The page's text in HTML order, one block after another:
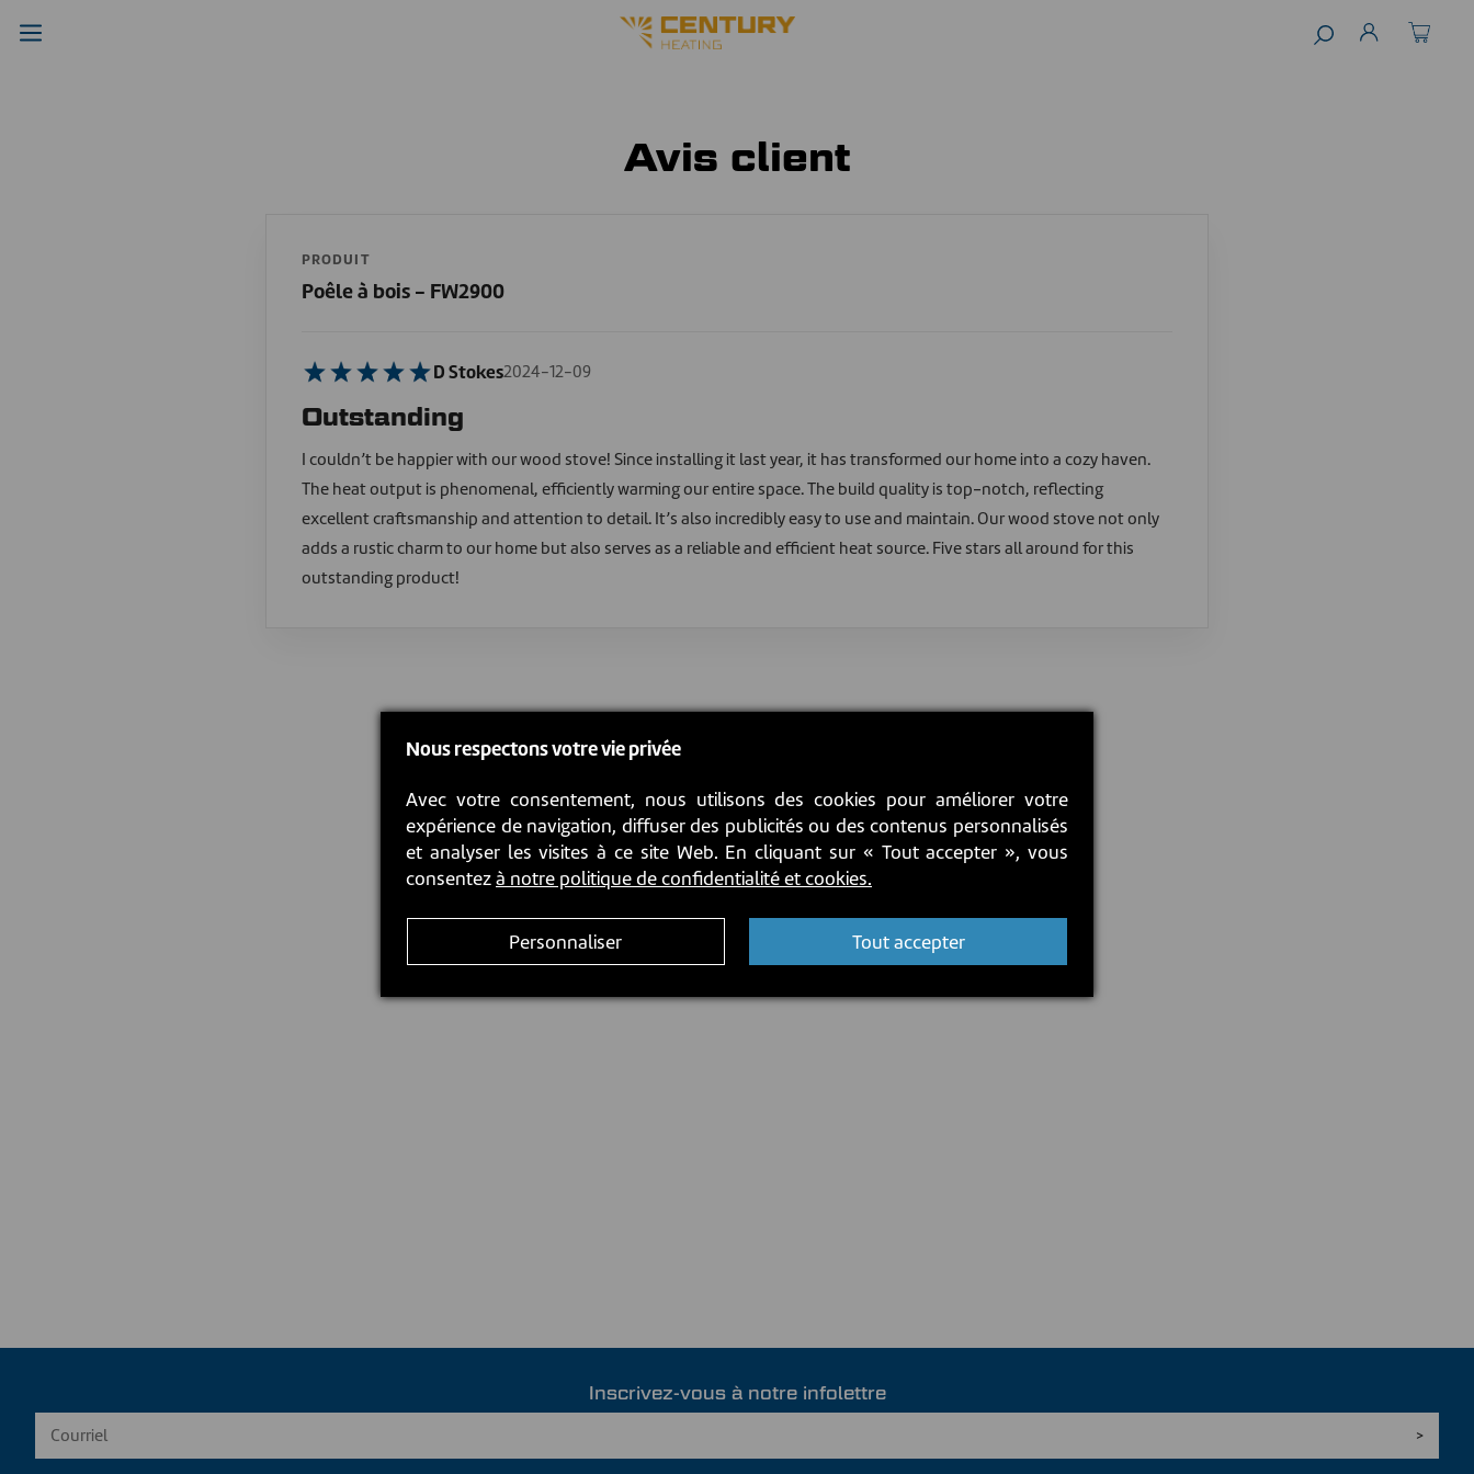
Avis client
PRODUIT
Poêle à bois - FW2900
D Stokes2024-12-09
Outstanding
I couldn’t be happier with our wood stove! Since installing it last year, it has transformed our home into a cozy haven.
The heat output is phenomenal, efficiently warming our entire space. The build quality is top-notch, reflecting
excellent craftsmanship and attention to detail. It’s also incredibly easy to use and maintain. Our wood stove not only
adds a rustic charm to our home but also serves as a reliable and efficient heat source. Five stars all around for this
outstanding product!
Inscrivez-vous à notre infolettre
Nous respectons votre vie privée
Avec votre consentement, nous utilisons des cookies pour améliorer votre
expérience de navigation, diffuser des publicités ou des contenus personnalisés
et analyser les visites à ce site Web. En cliquant sur « Tout accepter », vous
consentezà notre politique de confidentialité et cookies.
Personnaliser Tout accepter